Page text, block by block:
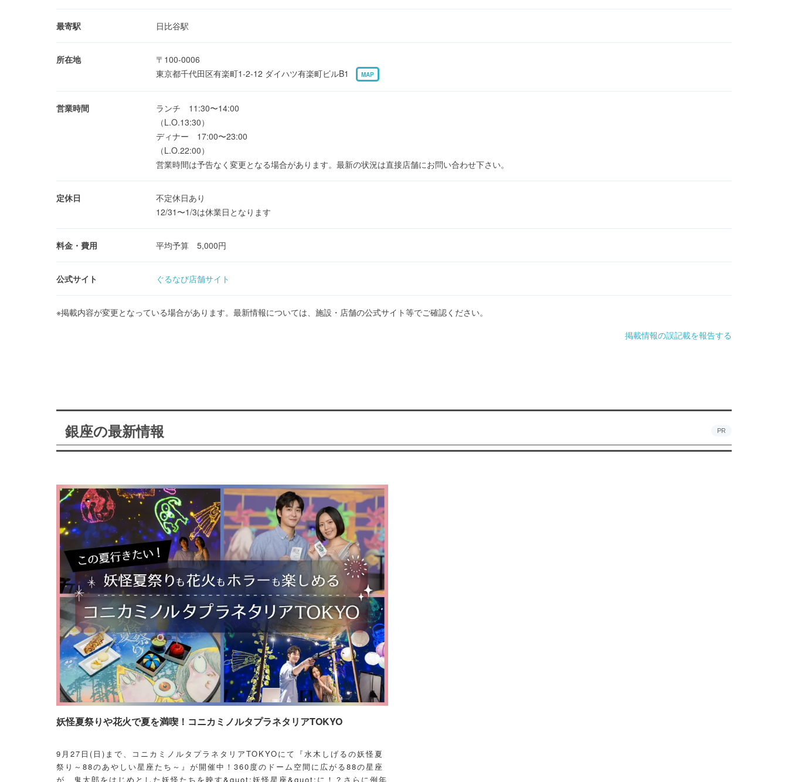
最寄駅 日比谷駅
所在地
〒100-0006
東京都千代田区有楽町1-2-12 ダイハツ有楽町ビルB1
MAP
営業時間
ランチ 11:30〜14:00
（L.O.13:30）
ディナー 17:00〜23:00
（L.O.22:00）
営業時間は予告なく変更となる場合があります。最新の状況は直接店舗にお問い合わせ下さい。
定休日
不定休日あり
12/31〜1/3は休業日となります
料金・費用 平均予算 5,000円
公式サイト ぐるなび店舗サイト
※掲載内容が変更となっている場合があります。最新情報については、施設・店舗の公式サイト等でご確認ください。
掲載情報の誤記載を報告する
銀座の最新情報 PR
妖怪夏祭りや花火で夏を満喫！コニカミノルタプラネタリアTOKYO
9月27日(日)まで、コニカミノルタプラネタリアTOKYOにて『水木しげるの妖怪夏
祭り～88のあやしい星座たち～』が開催中！360度のドーム空間に広がる88の星座
が、鬼太郎をはじめとした妖怪たちを映す&quot;妖怪星座&quot;に！？さらに例年